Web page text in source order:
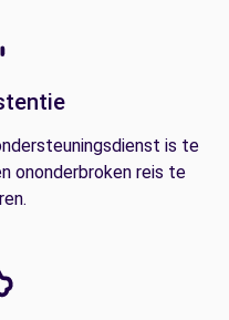
is te
ononderbroken reis te